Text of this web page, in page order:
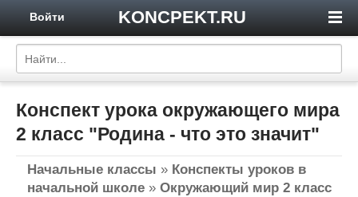
KONCPEKT.RU
Войти
Конспект урока окружающего мира
2 класс "Родина - что это значит"
Начальные классы » Конспекты уроков в
начальной школе » Окружающий мир 2 класс